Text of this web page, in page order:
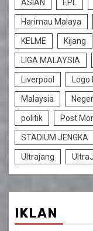
ASIAN EPL
Harimau Malaya
KELME Kijang
LIGA MALAYSIA
Liverpool Logo
Malaysia
politik Post
STADIUM JENGKA
Ultrajang
IKLAN